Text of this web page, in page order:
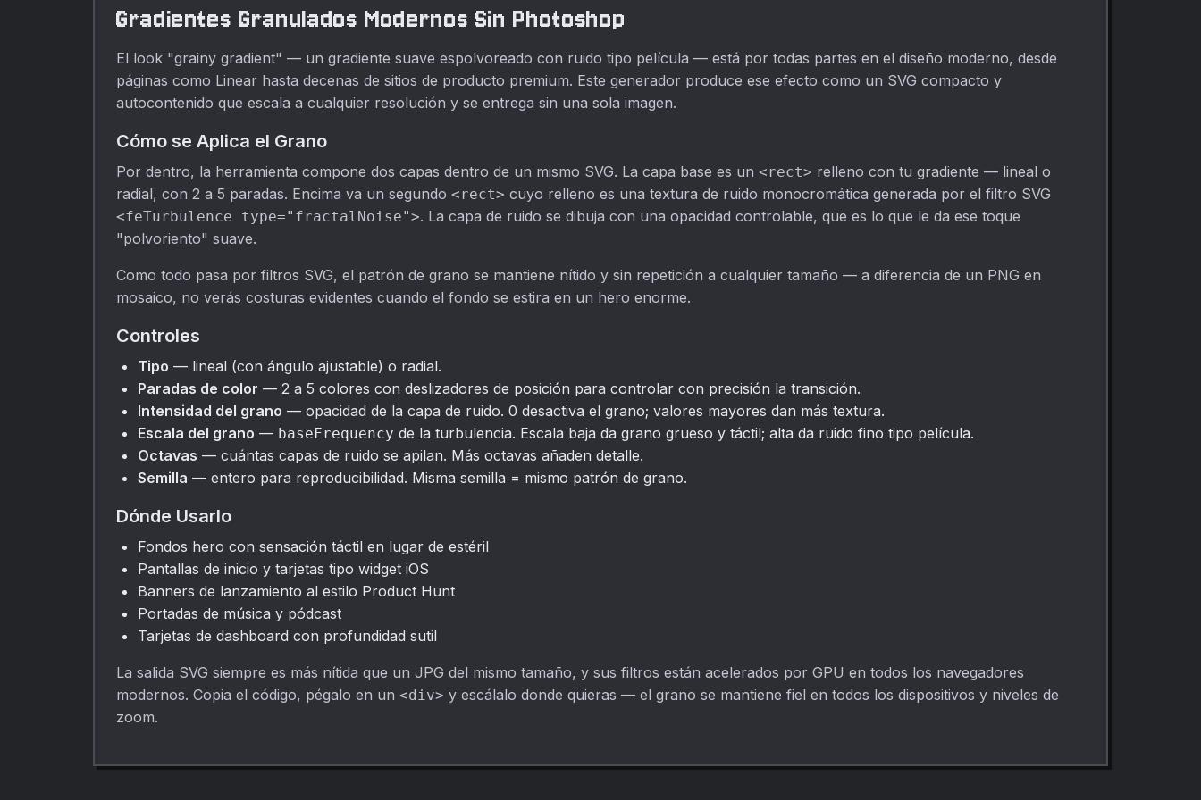
Gradientes Granulados Modernos Sin Photoshop
El look "grainy gradient" — un gradiente suave espolvoreado con ruido tipo película — está por todas partes en el diseño moderno, desde
páginas como Linear hasta decenas de sitios de producto premium. Este generador produce ese efecto como un SVG compacto y
autocontenido que escala a cualquier resolución y se entrega sin una sola imagen.
Cómo se Aplica el Grano
Por dentro, la herramienta compone dos capas dentro de un mismo SVG. La capa base es un <rect> relleno con tu gradiente — lineal o
radial, con 2 a 5 paradas. Encima va un segundo <rect> cuyo relleno es una textura de ruido monocromática generada por el filtro SVG
<feTurbulence type="fractalNoise">. La capa de ruido se dibuja con una opacidad controlable, que es lo que le da ese toque
"polvoriento" suave.
Como todo pasa por filtros SVG, el patrón de grano se mantiene nítido y sin repetición a cualquier tamaño — a diferencia de un PNG en
mosaico, no verás costuras evidentes cuando el fondo se estira en un hero enorme.
Controles
Tipo — lineal (con ángulo ajustable) o radial.
Paradas de color — 2 a 5 colores con deslizadores de posición para controlar con precisión la transición.
Intensidad del grano — opacidad de la capa de ruido. 0 desactiva el grano; valores mayores dan más textura.
Escala del grano — baseFrequency de la turbulencia. Escala baja da grano grueso y táctil; alta da ruido fino tipo película.
Octavas — cuántas capas de ruido se apilan. Más octavas añaden detalle.
Semilla — entero para reproducibilidad. Misma semilla = mismo patrón de grano.
Dónde Usarlo
Fondos hero con sensación táctil en lugar de estéril
Pantallas de inicio y tarjetas tipo widget iOS
Banners de lanzamiento al estilo Product Hunt
Portadas de música y pódcast
Tarjetas de dashboard con profundidad sutil
La salida SVG siempre es más nítida que un JPG del mismo tamaño, y sus filtros están acelerados por GPU en todos los navegadores
modernos. Copia el código, pégalo en un <div> y escálalo donde quieras — el grano se mantiene fiel en todos los dispositivos y niveles de
zoom.